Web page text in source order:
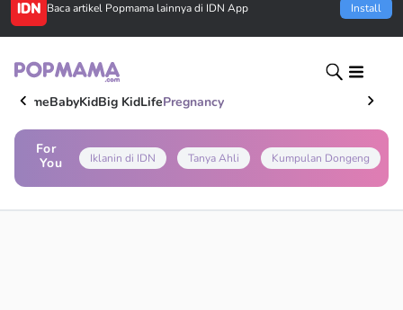
Baca artikel Popmama lainnya di IDN App Install
HomeBabyKidBig KidLifePregnancy
For
You
Iklanin di IDN Tanya Ahli Kumpulan Dongeng